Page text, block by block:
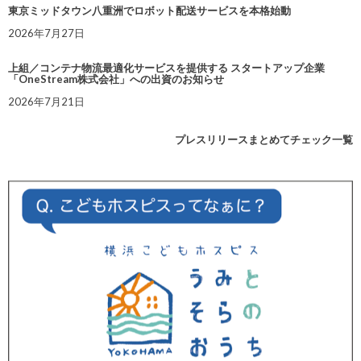
東京ミッドタウン八重洲でロボット配送サービスを本格始動
2026年7月27日
上組／コンテナ物流最適化サービスを提供する スタートアップ企業
「OneStream株式会社」への出資のお知らせ
2026年7月21日
プレスリリースまとめてチェック一覧